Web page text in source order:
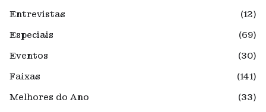
Entrevistas
(12)
Especiais
(69)
Eventos
(30)
Faixas
(141)
Melhores do Ano
(33)